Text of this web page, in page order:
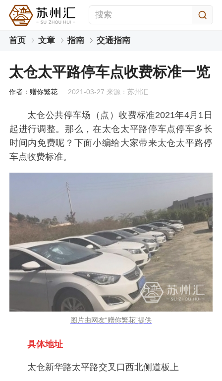
首页 文章 指南 交通指南
太仓太平路停车点收费标准一览
作者：赠你繁花 2021-03-27 来源：苏州汇
太仓公共停车场（点）收费标准2021年4月1日
起进行调整。那么，在太仓太平路停车点停车多长
时间内免费呢？下面小编给大家带来太仓太平路停
车点收费标准。
图片由网友“赠你繁花”提供
具体地址
太仓新华路太平路交叉口西北侧道板上